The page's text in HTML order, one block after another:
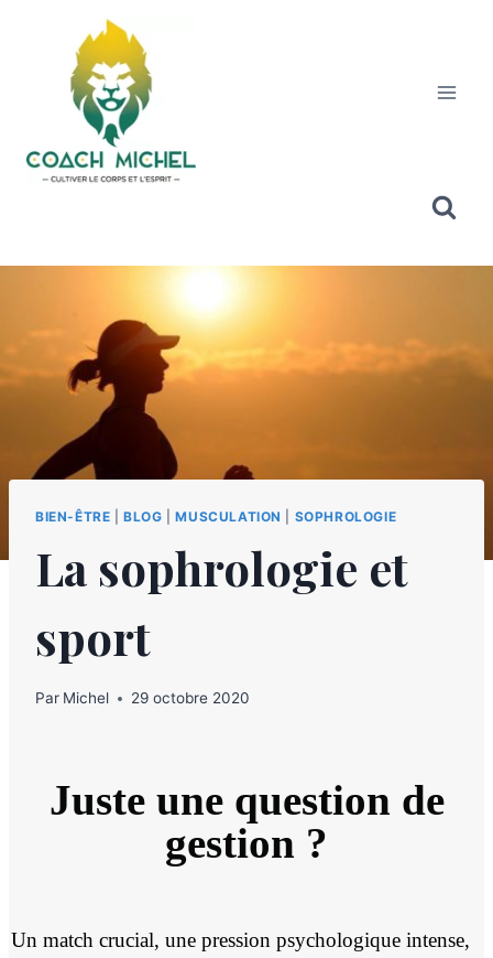
BIEN-ÊTRE |BLOG |MUSCULATION SOPHROLOGIE
La sophrologie et
sport
Par Michel 29 octobre 2020
Juste une question de
gestion ?
Un match crucial, une pression psychologique intense,